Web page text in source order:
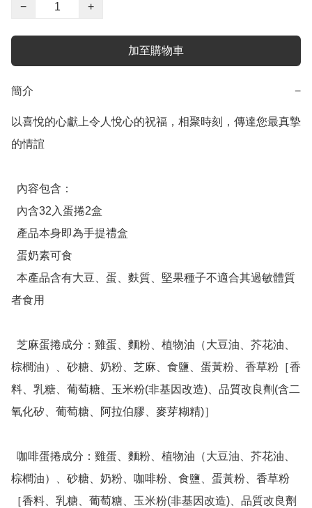
−
+
加至購物車
簡介 −
以喜悅的心獻上令人悅心的祝福，相聚時刻，傳達您最真摯
的情誼
者食用
棕櫚油）、砂糖、奶粉、芝麻、食鹽、蛋黃粉、香草粉［香
料、乳糖、葡萄糖、玉米粉(非基因改造)、品質改良劑(含二
氧化矽、葡萄糖、阿拉伯膠、麥芽糊精)］
棕櫚油）、砂糖、奶粉、咖啡粉、食鹽、蛋黃粉、香草粉
［香料、乳糖、葡萄糖、玉米粉(非基因改造)、品質改良劑